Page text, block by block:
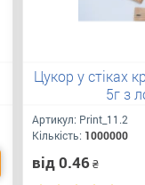
Цукор у стіках
5г з
Артикул: Print_11.2
Кількість: 1000000
від 0.46 ₴